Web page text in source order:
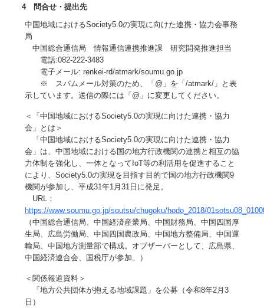
4 問合せ・提出先
中国地域におけるSociety5.0の実現に向けた連携・協力会事務
局
中国総合通信局 情報通信連携推進課 研究開発推進担当
電話:082-222-3483
電子メール: renkei-rd/atmark/soumu.go.jp
※ スパムメール対策のため、「@」を「/atmark/」と表
示しています。送信の際には「@」に変更してください。
＜「中国地域におけるSociety5.0の実現に向けた連携・協力
会」とは＞
「中国地域におけるSociety5.0の実現に向けた連携・協力
会」は、中国地域における国の地方行政機関の連携と相互の協
力体制を強化し、一体となってIoT等の利活用を促進すること
により、Society5.0の実現を目指す目的で国の地方行政機関9
機関が参加し、平成31年1月31日に発足。
URL：
https://www.soumu.go.jp/soutsu/chugoku/hodo_2018/
（中国総合通信局、中国経済産業局、中国財務局、中国四国厚
生局、広島労働局、中国四国農政局、中国地方整備局、中国運
輸局、中国地方測量部で構成。オブザーバーとして、広島県、
中国経済連合会、国税庁が参加。）
＜関係報道資料＞
「地方公共団体が抱える地域課題」を公募（令和8年2月3
日）